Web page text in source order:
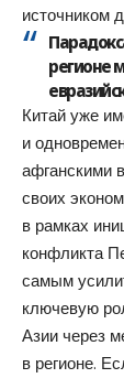
источником
регионе
Китай уже
и
афганскими
своих
в рамках
конфликта
самым
ключевую
Азии через
в регионе.